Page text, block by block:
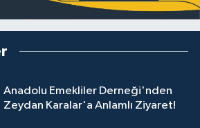
Anadolu Emekliler Derneği'nden
Zeydan Karalar'a Anlamlı Ziyaret!